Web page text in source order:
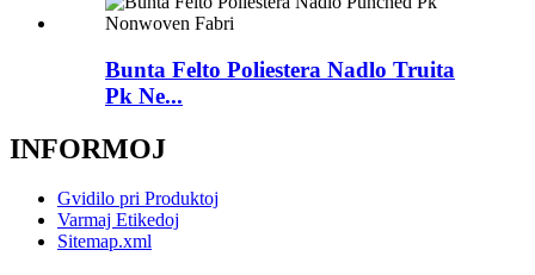
Bunta Felto Poliestera Nadlo Truita
Pk Ne...
INFORMOJ
Gvidilo pri Produktoj
Varmaj Etikedoj
Sitemap.xml